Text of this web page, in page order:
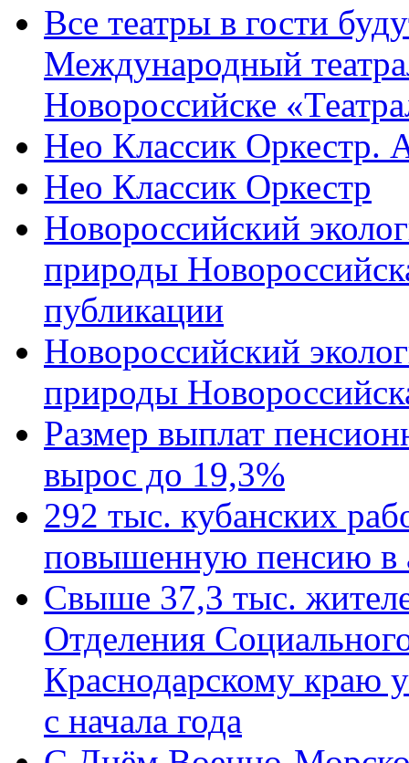
Все театры в гости
Международный
Новороссийске
Нео Классик Оркестр.
Нео Классик Оркестр
Новороссийский
природы
публикации
Новороссийский
природы
Размер выплат
вырос до 19,3%
292 тыс. кубанских
повышенную пенсию в
Свыше 37,3 тыс.
Отделения
Краснодарскому краю
с начала года